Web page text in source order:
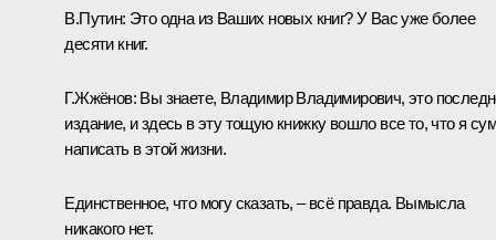
В.Путин: Это одна из Ваших новых книг? У Вас уже более
десяти книг.
Г.Жжёнов: Вы знаете, Владимир Владимирович, это
издание, и здесь в эту тощую книжку вошло все то, что я
написать в этой жизни.
Единственное, что могу сказать, – всё правда. Вымысла
никакого нет.